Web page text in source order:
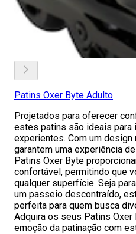
Patins Oxer Byte Adulto
Projetados para oferecer
estes patins são ideais para
experientes. Com um
garantem uma experiência
Patins Oxer Byte
confortável, permitindo que
qualquer superfície. Seja
um passeio descontraído,
perfeita para quem busca
Adquira os seus Patins Oxer
emoção da patinação com